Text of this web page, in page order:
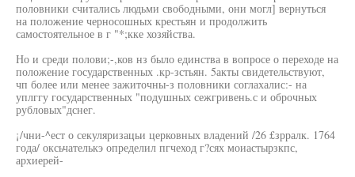
половники считались людьми свободными, они могл] вернуться
на положение черносошных крестьян и продолжить
самостоятельное в г "*;кке хозяйства.
Но и среди полови;-,ков нз было единства в вопросе о переходе на
положение государственных .кр-зстьян. 5акты свидетельствуют,
чп более или менее зажиточны-з половники соглахалис:- на
уплггу государственных "подушных сежгривень.с и оброчных
рубловых"дснег.
¡/чни-^ест о секуляризацьи церковных владений /26 £зрралк. 1764
года/ оксьчателькэ определил пгчеход г?сях моиастырзкпс,
архиерей-